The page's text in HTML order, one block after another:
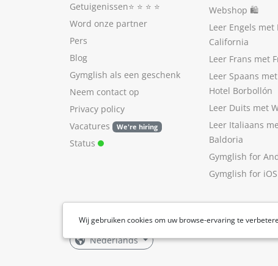
Wij gebruiken cookies om uw browse-ervaring te
Getuigenissen⭐️ ⭐️ ⭐️ ⭐️
Word onze partner
Pers
Blog
Gymglish als een geschenk
Neem contact op
Privacy policy
Vacatures
We're hiring
Status
Webshop 🛍
Leer Engels met
California
Leer Frans met
Leer Spaans met
Hotel Borbollón
Leer Duits met
Leer Italiaans
Baldoria
Gymglish for
Gymglish for iOS
Nederlands